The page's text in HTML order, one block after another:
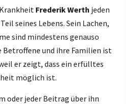
Frederik Werth jeden
seines Lebens. Sein Lachen,
sind mindestens genauso
Betroffene und ihre Familien ist
er zeigt, dass ein erfülltes
möglich ist.
oder jeder Beitrag über ihn